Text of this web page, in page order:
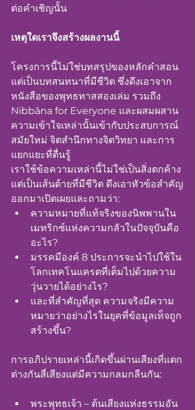
ต่อคำเชิญนั้น
เหตุใดเราจึงสร้างผลงานนี้
โครงการนี้ไม่ใช่บทสรุปของหลักคำสอน
แต่เป็นบทสนทนาที่มีชีวิต ซึ่งดึงเอาจาก
หนังสือของพุทธทาสสองเล่ม รวมถึง
Nibbāna for Everyone และผสมผสาน
ความเข้าใจเหล่านั้นเข้ากับประสบการณ์
สมัยใหม่ จิตสำนึกทางจิตวิทยา และการ
แยกแยะที่ตื่นรู้
เราใช้ข้อความเหล่านี้ไม่ใช่เป็นสิ่งตกค้าง
แต่เป็นเส้นด้ายที่มีชีวิต ดึงเอาหัวข้อสำคัญ
ออกมาเปิดเผยและถามว่า:
ความหมายที่แท้จริงของนิพพานใน
เมทริกซ์แห่งความกลัวในปัจจุบันคือ
อะไร?
มรรคมีองค์ 8 ประการจะนำไปใช้ใน
โลกเทคโนแครตที่เต็มไปด้วยความ
วุ่นวายได้อย่างไร?
และที่สำคัญที่สุด ความจริงมีความ
หมายว่าอย่างไรในยุคที่ข้อมูลเท็จถูก
สร้างขึ้น?
การอภิปรายเหล่านี้เกิดขึ้นผ่านเสียงที่แตก
ต่างกันสี่เสียงแต่มีความกลมกลืนกัน:
พระพุทธเจ้า – ต้นเสียงแห่งธรรมอัน